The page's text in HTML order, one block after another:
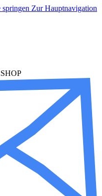
springen Zur Hauptnavigation